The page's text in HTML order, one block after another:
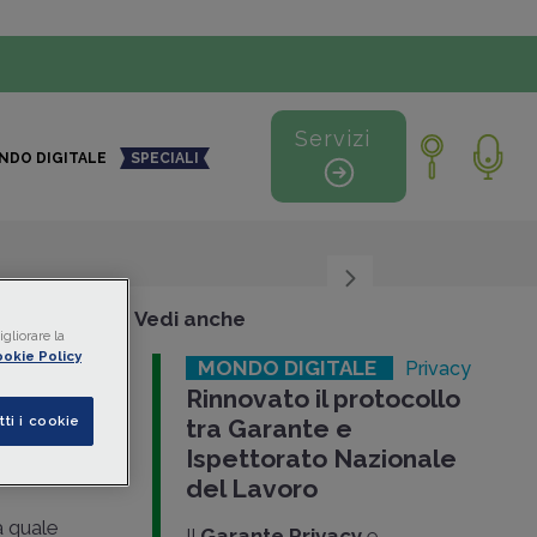
DIGITALE SPECIALI
Servizi
quale
+ Vedi anche
MONDO DIGITALE Privacy
Rinnovato il protocollo
tra Garante e
Ispettorato Nazionale
del Lavoro
la
Policy
i cookie